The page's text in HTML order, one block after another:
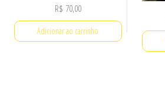
R$ 70,00
Adicionar ao carrinho